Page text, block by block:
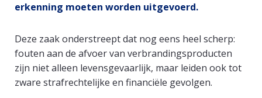
erkenning moeten worden uitgevoerd.
Deze zaak onderstreept dat nog eens heel scherp:
fouten aan de afvoer van verbrandingsproducten
zijn niet alleen levensgevaarlijk, maar leiden ook tot
zware strafrechtelijke en financiële gevolgen.